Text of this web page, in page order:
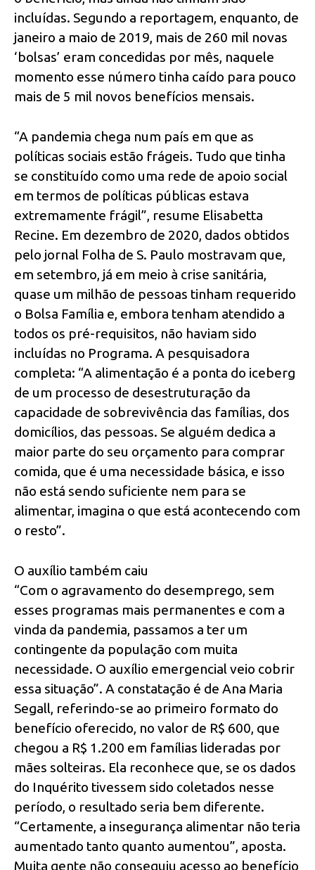
incluídas. Segundo a reportagem, enquanto, de
janeiro a maio de 2019, mais de 260 mil novas
‘bolsas’ eram concedidas por mês, naquele
momento esse número tinha caído para pouco
mais de 5 mil novos benefícios mensais.
“A pandemia chega num país em que as
políticas sociais estão frágeis. Tudo que tinha
se constituído como uma rede de apoio social
em termos de políticas públicas estava
extremamente frágil”, resume Elisabetta
Recine. Em dezembro de 2020, dados obtidos
pelo jornal Folha de S. Paulo mostravam que,
em setembro, já em meio à crise sanitária,
quase um milhão de pessoas tinham requerido
o Bolsa Família e, embora tenham atendido a
todos os pré-requisitos, não haviam sido
incluídas no Programa. A pesquisadora
completa: “A alimentação é a ponta do iceberg
de um processo de desestruturação da
capacidade de sobrevivência das famílias, dos
domicílios, das pessoas. Se alguém dedica a
maior parte do seu orçamento para comprar
comida, que é uma necessidade básica, e isso
não está sendo suficiente nem para se
alimentar, imagina o que está acontecendo com
o resto”.
O auxílio também caiu
“Com o agravamento do desemprego, sem
esses programas mais permanentes e com a
vinda da pandemia, passamos a ter um
contingente da população com muita
necessidade. O auxílio emergencial veio cobrir
essa situação”. A constatação é de Ana Maria
Segall, referindo-se ao primeiro formato do
benefício oferecido, no valor de R$ 600, que
chegou a R$ 1.200 em famílias lideradas por
mães solteiras. Ela reconhece que, se os dados
do Inquérito tivessem sido coletados nesse
período, o resultado seria bem diferente.
“Certamente, a insegurança alimentar não teria
aumentado tanto quanto aumentou”, aposta.
Muita gente não conseguiu acesso ao benefício